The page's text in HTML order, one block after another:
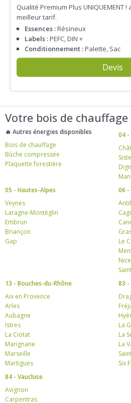
Qualité Premium Plus UNIQUEMENT !
meilleur tarif.
Essences :Résineux
Labels :PEFC, DIN +
Conditionnement :Palette, Sac
Devis
Votre bois de
🔥 Autres énergies disponibles
Bois de chauffage
Bûche compressée
Plaquette forestière
04 -
05 - Hautes-Alpes
Veynes
Laragne-Montéglin
Embrun
Briançon
Gap
06 -
Le
Nice
13 - Bouches-du-Rhône
Aix en Provence
Arles
Aubagne
Istres
La Ciotat
Marignane
Marseille
Martigues
83 -
La
La
La
Six
84 - Vaucluse
Avignon
Carpentras